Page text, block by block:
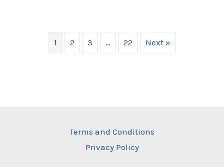
1 2 3 … 22 Next »
Terms and Conditions
Privacy Policy